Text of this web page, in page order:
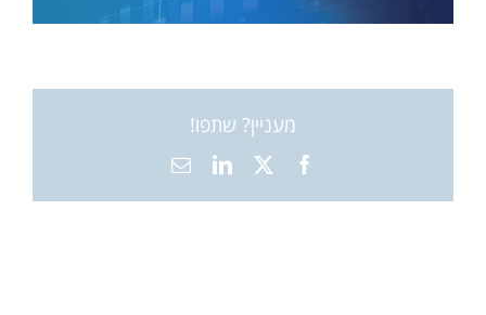
מעניין? שתפו!
Facebook
X
LinkedInכתובת
אלקטרוני